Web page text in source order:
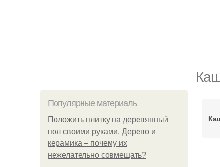
Популярные материалы
Положить плитку на деревянный
пол своими руками. Дерево и
керамика – почему их
нежелательно совмещать?